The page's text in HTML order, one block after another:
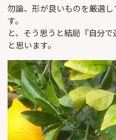
勿論、形が良いものを厳選
す。
と、そう思うと結局『自分
と思います。